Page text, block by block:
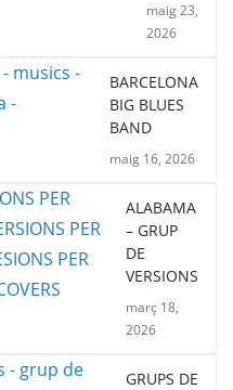
maig 23,
2026
BARCELONA
BIG BLUES
BAND
maig 16, 2026
ALABAMA
– GRUP
DE
VERSIONS
març 18,
2026
GRUPS DE